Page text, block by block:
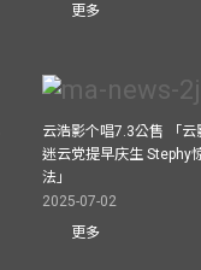
更多
云浩影个唱7.3公售 「
迷云党提早庆生 Stephy
法」
2025-07-02
更多